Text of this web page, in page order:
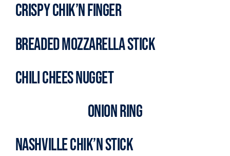
CRISPY CHIK’N FINGER
BREADED MOZZARELLA STICK
CHILI CHEES NUGGET
ONION RING
NASHVILLE CHIK’N STICK